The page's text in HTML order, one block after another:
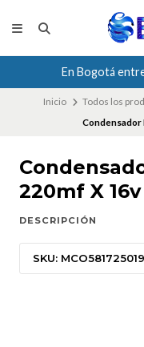
En Bogotá
Inicio Todos los
Condensador
220mf X
DESCRIPCIÓN
SKU: MCO581725019